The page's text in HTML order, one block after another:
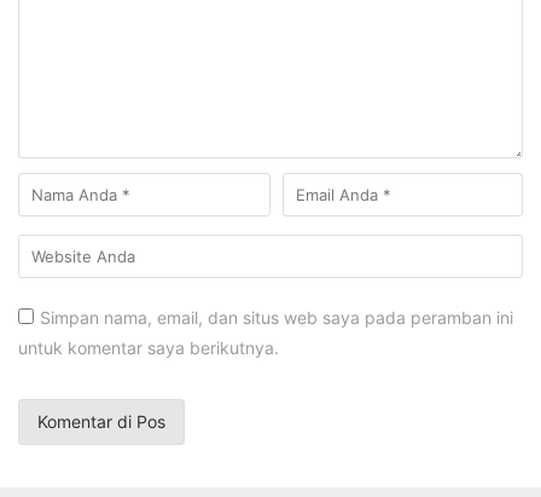
Simpan nama, email, dan situs web saya pada peramban ini
untuk komentar saya berikutnya.